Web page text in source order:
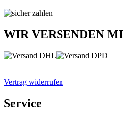
WIR VERSENDEN
Vertrag widerrufen
Service